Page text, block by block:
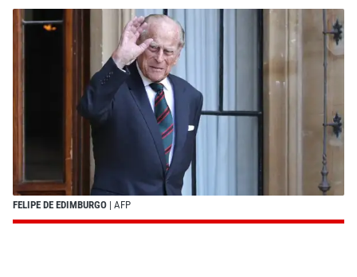
FELIPE DE EDIMBURGO | AFP